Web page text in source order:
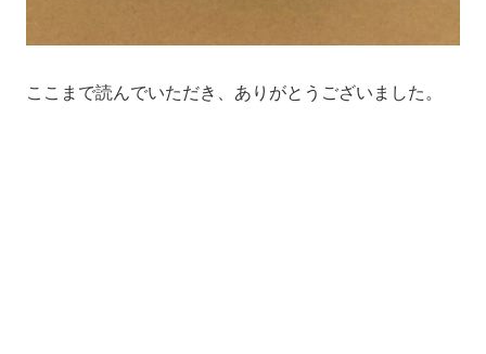
ここまで読んでいただき、ありがとうございました。